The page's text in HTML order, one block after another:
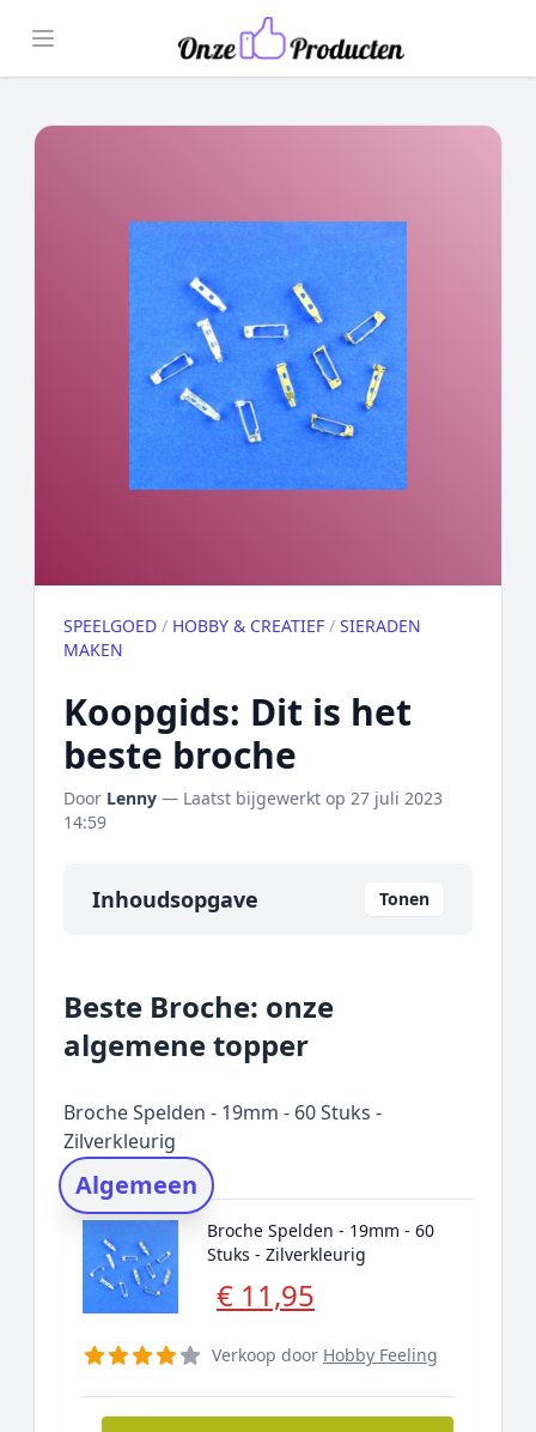
Open menu
SPEELGOED / HOBBY & CREATIEF / SIERADEN
MAKEN
Koopgids: Dit is het
beste broche
Door Lenny — Laatst bijgewerkt op 27 juli 2023
14:59
Inhoudsopgave Tonen
Onze algemene topper
Prijs topper
Rating topper
Onderzoeksmethode
Alternatieven
Prijsniveaus
Beste Broche: onze
algemene topper
Broche Spelden - 19mm - 60 Stuks -
Zilverkleurig
Algemeen
Broche Spelden - 19mm - 60
Stuks - Zilverkleurig
€ 11,95
Verkoop door Hobby Feeling